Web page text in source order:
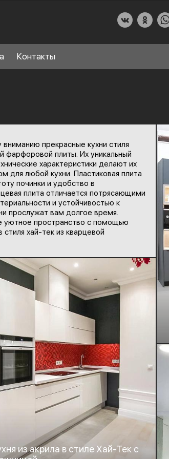
НАШИ УСЛУГИ
СПРАВОЧНЫЙ РАЗДЕЛ
ПАРТНЕРЫ
Контакты
прекрасные кухни стиля
фарфоровой плиты. Их уникальный
характеристики делают их
для любой кухни. Пластиковая плита
починки и удобство в
плита отличается потрясающими
и устойчивостью к
прослужат вам долгое время.
уютное пространство с помощью
стиля хай-тек из кварцевой
из акрила в стиле Хай-Тек с